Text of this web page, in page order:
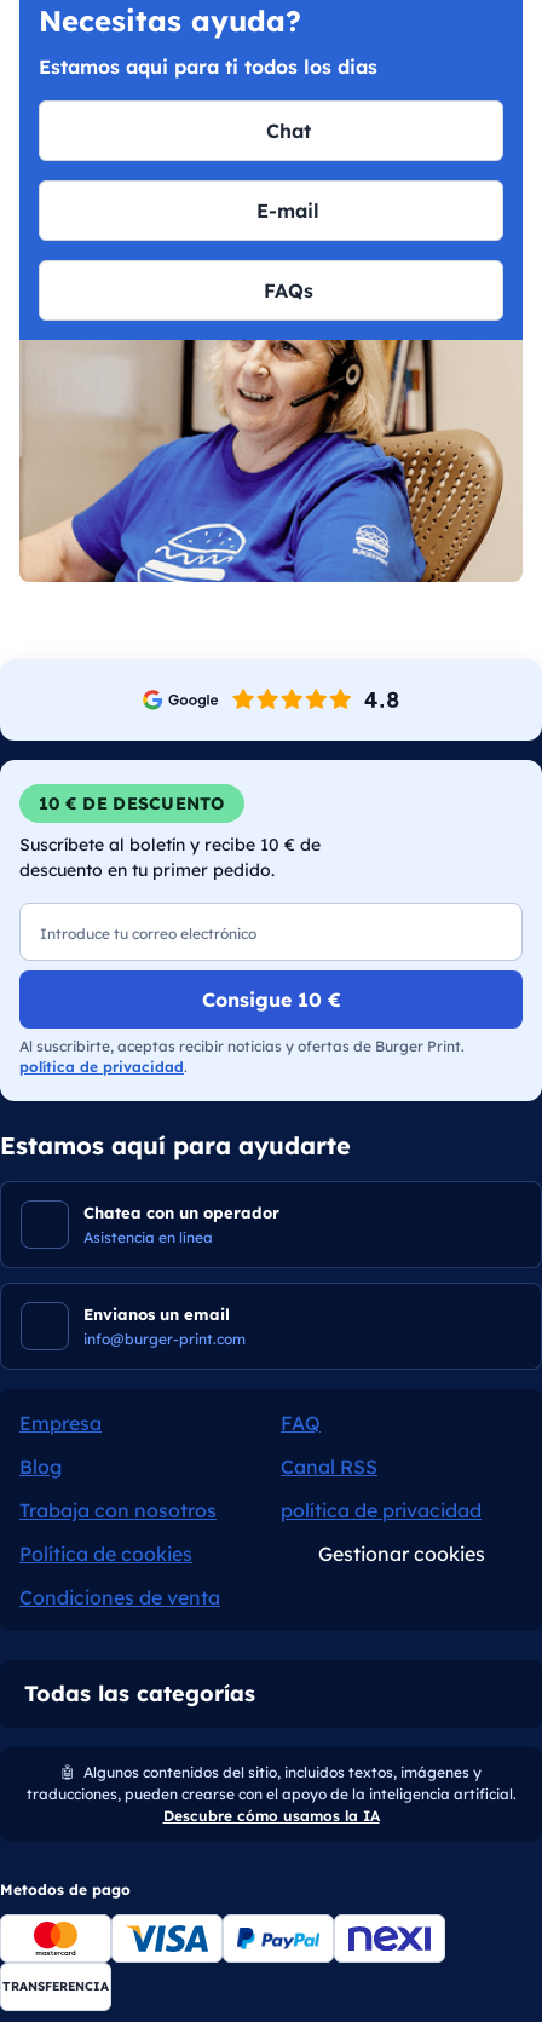
Necesitas ayuda?
Estamos aqui para ti todos los dias
Chat
E-mail
FAQs
10 € DE DESCUENTO
Suscríbete al boletín y recibe 10 € de
descuento en tu primer pedido.
Consigue 10 €
Al suscribirte, aceptas recibir noticias y ofertas de Burger Print.
política de privacidad.
Estamos aquí para ayudarte
Chatea con un operador
Asistencia en línea
Envianos un email
info@burger-print.com
Empresa
FAQ
Blog
Canal RSS
Trabaja con nosotros
política de privacidad
Política de cookies
Gestionar cookies
Condiciones de venta
Todas las categorías
🤖 Algunos contenidos del sitio, incluidos textos, imágenes y
traducciones, pueden crearse con el apoyo de la inteligencia artificial.
Descubre cómo usamos la IA
Metodos de pago
TRANSFERENCIA